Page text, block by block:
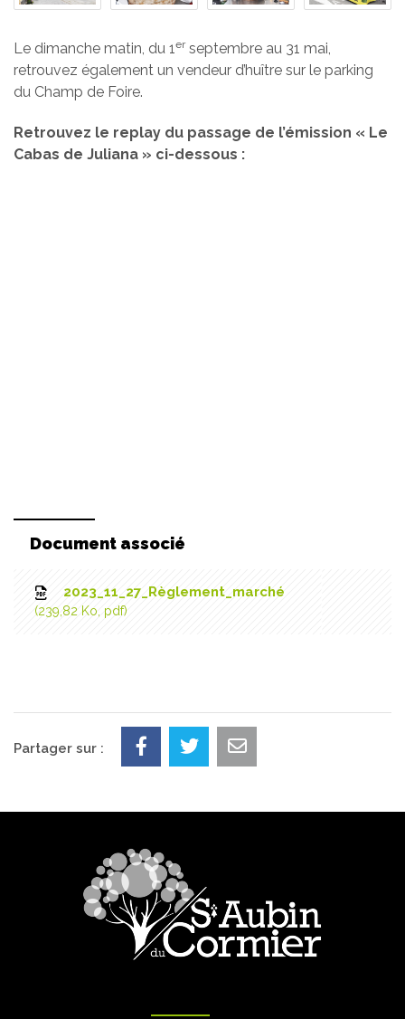
Le dimanche matin, du 1erseptembre au 31 mai,
retrouvez également un vendeur d’huître sur le parking
du Champ de Foire.
Retrouvez le replay du passage de l’émission « Le
Cabas de Juliana » ci-dessous :
Document associé
2023_11_27_Règlement_marché
239,82 Ko , pdf
Partager sur :